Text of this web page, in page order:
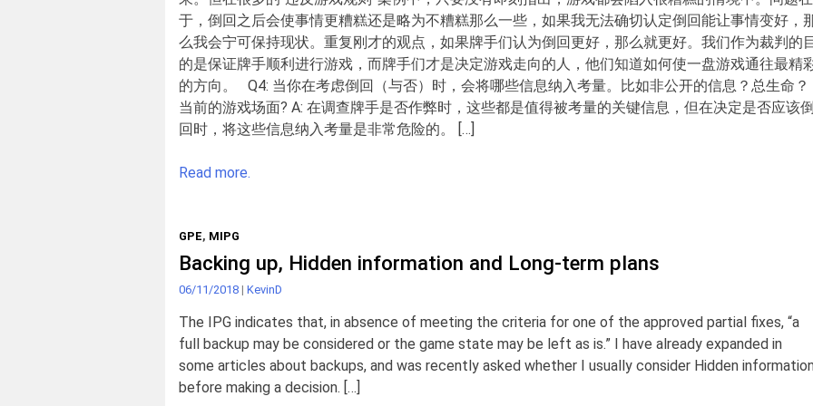
于，倒回之后会使事情更糟糕还是略为不糟糕那么一些，如果我无法确切认定倒回能让事情变好，
么我会宁可保持现状。重复刚才的观点，如果牌手们认为倒回更好，那么就更好。我们作为裁判的
的是保证牌手顺利进行游戏，而牌手们才是决定游戏走向的人，他们知道如何使一盘游戏通往最精
的方向。 Q4: 当你在考虑倒回（与否）时，会将哪些信息纳入考量。比如非公开的信息？总生命？
当前的游戏场面? A: 在调查牌手是否作弊时，这些都是值得被考量的关键信息，但在决定是否应该倒
回时，将这些信息纳入考量是非常危险的。 […]
Read more.
GPE, MIPG
Backing up, Hidden information and Long-term plans
06/11/2018 | KevinD
The IPG indicates that, in absence of meeting the criteria for one of the approved partial fixes, “a
full backup may be considered or the game state may be left as is.” I have already expanded in
some articles about backups, and was recently asked whether I usually consider Hidden
before making a decision. […]